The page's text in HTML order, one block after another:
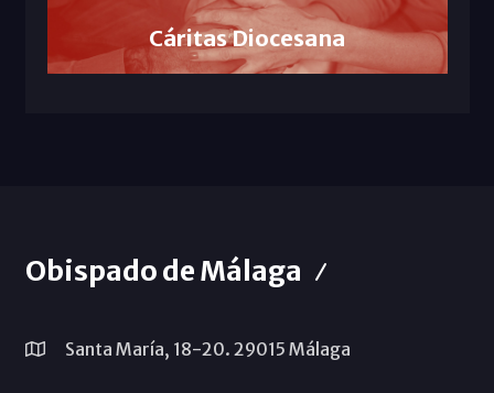
Cáritas Diocesana
Obispado de Málaga
Santa María, 18-20. 29015 Málaga